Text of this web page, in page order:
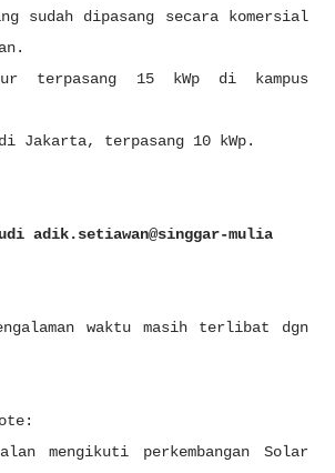
sudah dipasang secara komersial
terpasang 15 kWp di kampus
Jakarta, terpasang 10 kWp.
adik.setiawan@singgar-mulia
waktu masih terlibat dgn
mengikuti perkembangan Solar